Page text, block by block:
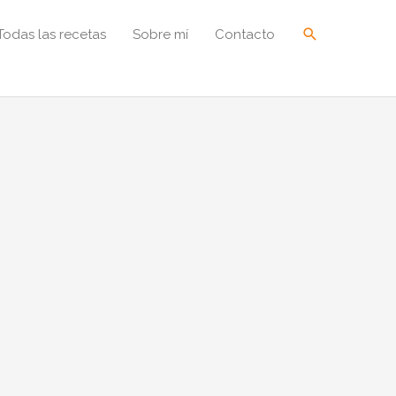
las recetas Sobre mí Contacto Buscar